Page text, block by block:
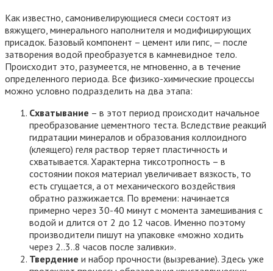
Как известно, самонивелирующиеся смеси состоят из
вяжущего, минерального наполнителя и модифицирующих
присадок. Базовый компонент – цемент или гипс, — после
затворения водой преобразуется в камневидное тело.
Происходит это, разумеется, не мгновенно, а в течение
определенного периода. Все физико-химические процессы
можно условно подразделить на два этапа:
Схватывание – в этот период происходит начальное
преобразование цементного теста. Вследствие реакций
гидратации минералов и образования коллоидного
(клеящего) геля раствор теряет пластичность и
схватывается. Характерна тиксотропность – в
состоянии покоя материал увеличивает вязкость, то
есть сгущается, а от механического воздействия
обратно разжижается. По времени: начинается
примерно через 30-40 минут с момента замешивания с
водой и длится от 2 до 12 часов. Именно поэтому
производители пишут на упаковке «можно ходить
через 2..3..8 часов после заливки».
Твердение и набор прочности (вызревание). Здесь уже